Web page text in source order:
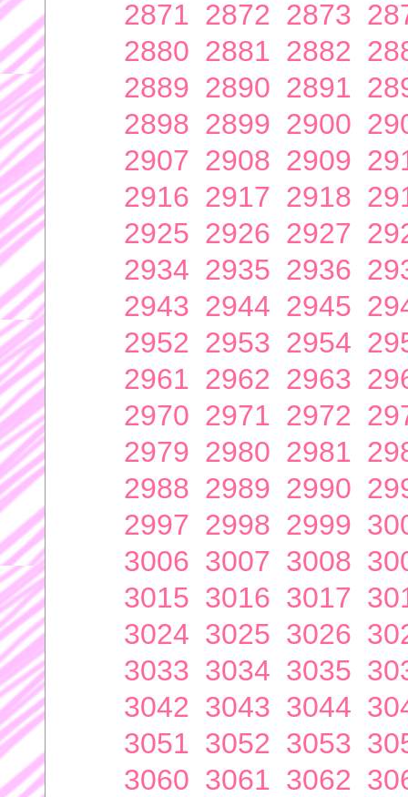
2871 2872 2873
2880 2881 2882
2889 2890 2891
2898 2899 2900
2907 2908 2909
2916 2917 2918
2925 2926 2927
2934 2935 2936
2943 2944 2945
2952 2953 2954
2961 2962 2963
2970 2971 2972
2979 2980 2981
2988 2989 2990
2997 2998 2999
3006 3007 3008
3015 3016 3017
3024 3025 3026
3033 3034 3035
3042 3043 3044
3051 3052 3053
3060 3061 3062